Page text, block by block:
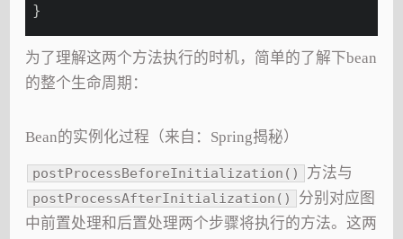
}
为了理解这两个方法执行的时机，简单的了解下bean
的整个生命周期：
Bean的实例化过程（来自：Spring揭秘）
postProcessBeforeInitialization() 方法与
postProcessAfterInitialization()
分别对应图
中前置处理和后置处理两个步骤将执行的方法。这两